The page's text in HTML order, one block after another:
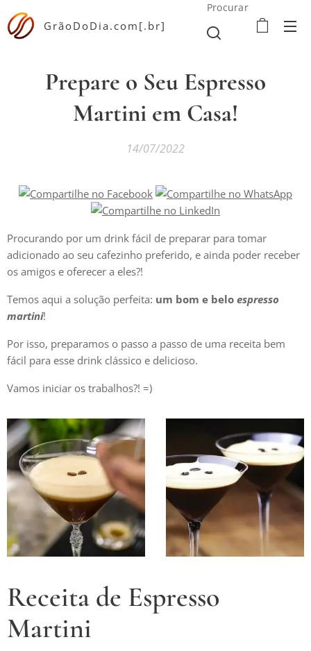
GrãoDoDia.com[.br]
Procurar
Prepare o Seu Espresso
Martini em Casa!
14/07/2022
Procurando por um drink fácil de preparar para tomar
adicionado ao seu cafezinho preferido, e ainda poder receber
os amigos e oferecer a eles?!
Temos aqui a solução perfeita: um bom e belo espresso
martini!
Por isso, preparamos o passo a passo de uma receita bem
fácil para esse drink clássico e delicioso.
Vamos iniciar os trabalhos?! =)
Receita de Espresso
Martini